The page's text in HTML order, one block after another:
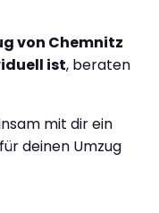
von Chemnitz
ist, beraten
mit dir ein
für deinen Umzug